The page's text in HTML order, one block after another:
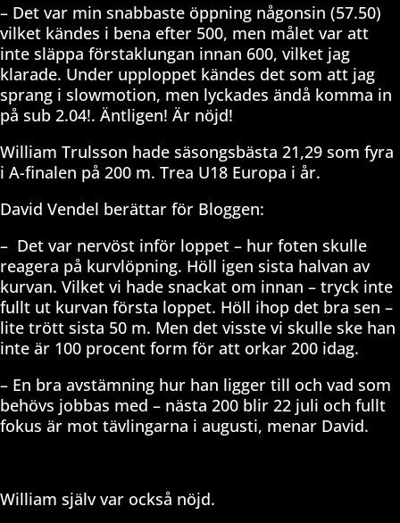
– Det var min snabbaste öppning någonsin (57.50)
vilket kändes i bena efter 500, men målet var att
inte släppa förstaklungan innan 600, vilket jag
klarade. Under upploppet kändes det som att jag
sprang i slowmotion, men lyckades ändå komma in
på sub 2.04!. Äntligen! Är nöjd!
William Trulsson hade säsongsbästa 21,29 som fyra
i A-finalen på 200 m. Trea U18 Europa i år.
David Vendel berättar för Bloggen:
– Det var nervöst inför loppet – hur foten skulle
reagera på kurvlöpning. Höll igen sista halvan av
kurvan. Vilket vi hade snackat om innan – tryck inte
fullt ut kurvan första loppet. Höll ihop det bra sen –
lite trött sista 50 m. Men det visste vi skulle ske han
inte är 100 procent form för att orkar 200 idag.
– En bra avstämning hur han ligger till och vad som
behövs jobbas med – nästa 200 blir 22 juli och fullt
fokus är mot tävlingarna i augusti, menar David.
William själv var också nöjd.